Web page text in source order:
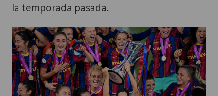
la temporada pasada.